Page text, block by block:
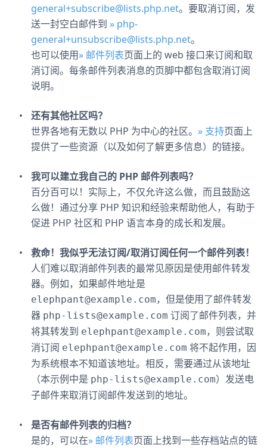
general+subscribe@lists.php.net。要取消订阅，发
送一封空白邮件到 » php-
general+unsubscribe@lists.php.net。
也可以使用» 邮件列表页面上的 web 接口来订阅和取
消订阅。每条邮件列表消息的页脚中都包含取消订阅
说明。
还有其他社区吗？
世界各地有无数以 PHP 为中心的社区。 » 支持页面上
提供了一些资源（以及如何了解更多信息）的链接。
我可以建立我自己的 PHP 邮件列表吗？
百分百可以！实际上，不仅允许这么做，而且鼓励这
么做！通过分享 PHP 知识和经验来帮助他人，有助于
促进 PHP 社区和 PHP 语言本身的成长和发展。
救命！我似乎无法订阅/取消订阅任何一个邮件列表！
人们难以取消邮件列表的最常见原因是使用邮件转发
器。例如，如果邮件地址是
elephpant@example.com，但是使用了邮件转发
器 php-lists@example.com 订阅了邮件列表，并
将其转发到 elephpant@example.com，则尝试取
消订阅 elephpant@example.com 将不起作用，因
为系统根本不知道该地址。相反，需要通过从该地址
（本示例中是 php-lists@example.com）发送电
子邮件来取消订阅邮件发送到的地址。
是否有邮件列表的归档？
是的，可以在» 邮件列表页面上找到一些存档站点的链